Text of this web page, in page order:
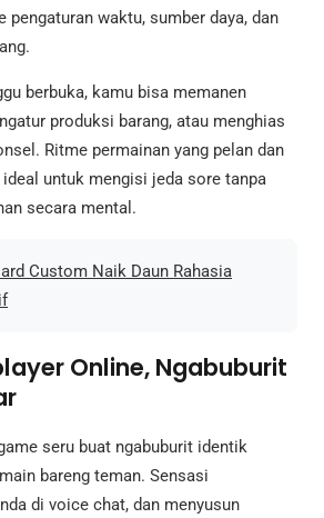
pengaturan waktu, sumber daya, dan
berbuka, kamu bisa memanen
produksi barang, atau menghias
Ritme permainan yang pelan dan
untuk mengisi jeda sore tanpa
secara mental.
Custom Naik Daun Rahasia
Online, Ngabuburit
seru buat ngabuburit identik
bareng teman. Sensasi
di voice chat, dan menyusun